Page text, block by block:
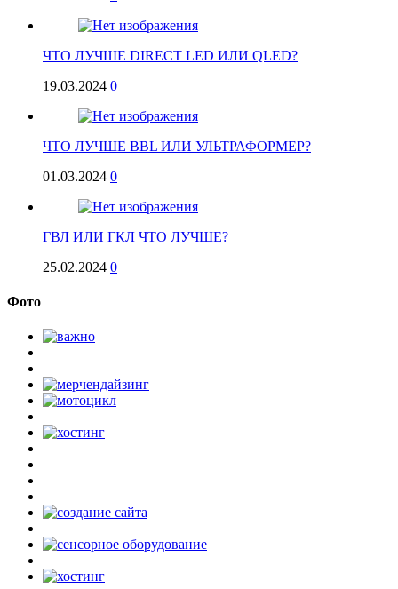
ЧТО ЛУЧШЕ DIRECT LED ИЛИ QLED?
19.03.2024 0
ЧТО ЛУЧШЕ BBL ИЛИ УЛЬТРАФОРМЕР?
01.03.2024 0
ГВЛ ИЛИ ГКЛ ЧТО ЛУЧШЕ?
25.02.2024 0
Фото